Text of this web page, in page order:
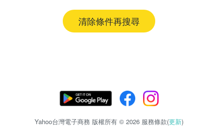
清除條件再搜尋
Yahoo台灣電子商務 版權所有 © 2026 服務條款(更新)